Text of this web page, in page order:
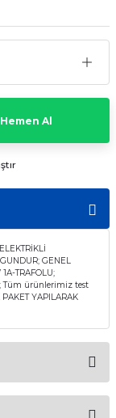
Hemen Al
GENEL
TRAFOLU;
Tüm ürünlerimiz test
YAPILARAK